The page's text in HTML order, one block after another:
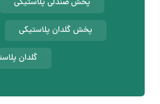
پخش صندلی پلاستیکی
پخش گلدان پلاستیکی
گلدان